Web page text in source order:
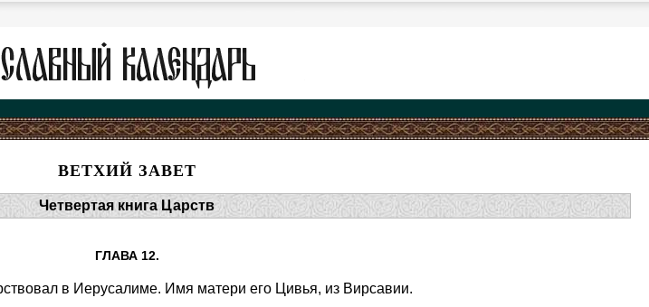
ВЕТХИЙ ЗАВЕТ
Четвертая книга Царств
ГЛАВА 12.
в Иерусалиме. Имя матери его Цивья, из Вирсавии.